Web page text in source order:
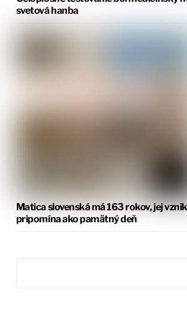
svetová hanba
Matica slovenská má 163 rokov, jej
pripomína ako pamätný deň